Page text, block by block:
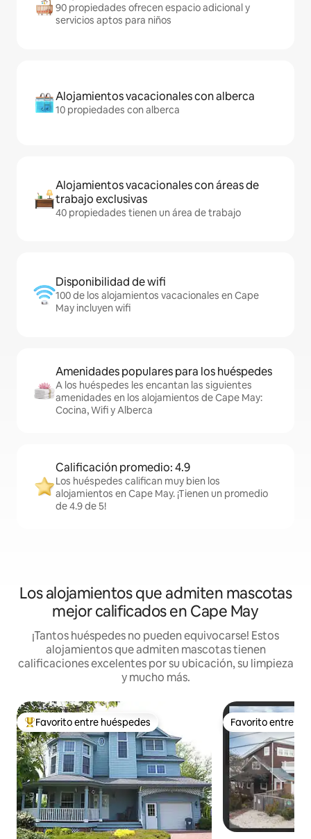
90 propiedades ofrecen espacio adicional y
servicios aptos para niños
Alojamientos vacacionales con alberca
10 propiedades con alberca
Alojamientos vacacionales con áreas de
trabajo exclusivas
40 propiedades tienen un área de trabajo
Disponibilidad de wifi
100 de los alojamientos vacacionales en Cape
May incluyen wifi
Amenidades populares para los huéspedes
A los huéspedes les encantan las siguientes
amenidades en los alojamientos de Cape May:
Cocina, Wifi y Alberca
Calificación promedio: 4.9
Los huéspedes califican muy bien los
alojamientos en Cape May. ¡Tienen un promedio
de 4.9 de 5!
Los alojamientos que admiten mascotas
mejor calificados en Cape May
¡Tantos huéspedes no pueden equivocarse! Estos
alojamientos que admiten mascotas tienen
calificaciones excelentes por su ubicación, su limpieza
y mucho más.
De los mejores en Favorito entre huéspedes
Favorito entre huéspedes Favorito entre
Favorito entre